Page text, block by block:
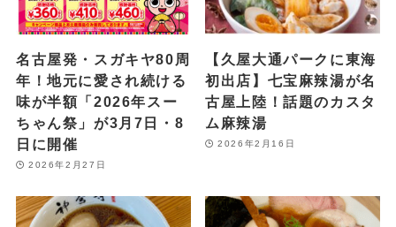
名古屋発・スガキヤ80周
年！地元に愛され続ける
味が半額「2026年スー
ちゃん祭」が3月7日・8
日に開催
2026年2月27日
【久屋大通パークに東海
初出店】七宝麻辣湯が名
古屋上陸！話題のカスタ
ム麻辣湯
2026年2月16日